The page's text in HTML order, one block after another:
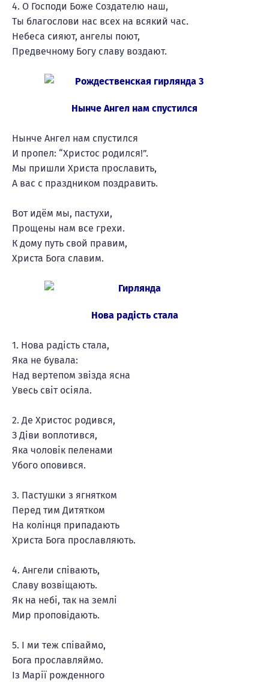
4. О Господи Боже Создателю наш,
Ты благослови нас всех на всякий час.
Небеса сияют, ангелы поют,
Предвечному Богу славу воздают.
Нынче Ангел нам спустился
Нынче Ангел нам спустился
И пропел: “Христос родился!”.
Мы пришли Христа прославить,
А вас с праздником поздравить.
Вот идём мы, пастухи,
Прощены нам все грехи.
К дому путь свой правим,
Христа Бога славим.
Нова радість стала
1. Нова радість стала,
Яка не бувала:
Над вертепом звізда ясна
Увесь світ осіяла.
2. Де Христос родився,
З Діви воплотився,
Яка чоловік пеленами
Убого оповився.
3. Пастушки з ягнятком
Перед тим Дитятком
На колінця припадають
Христа Бога прославляють.
4. Ангели співають,
Славу возвіщають.
Як на небі, так на землі
Мир проповідають.
5. І ми теж співаймо,
Бога прославляймо.
Із Марії рожденного